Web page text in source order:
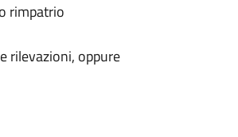
rimpatrio
rilevazioni, oppure